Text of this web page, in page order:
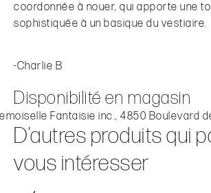
coordonnée à nouer, qui apporte une
sophistiquée à un basique du vestiaire.
-Charlie B
Disponibilité en magasin
Fantaisie inc., 4850 Boulevard
D'autres produits qui
vous intéresser